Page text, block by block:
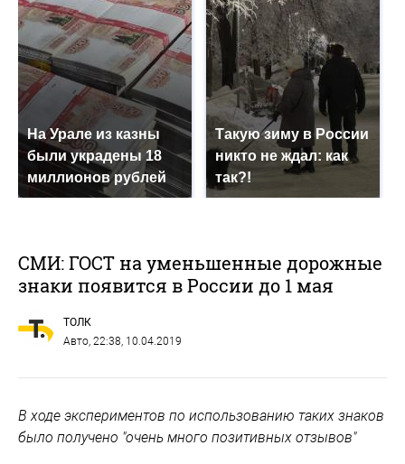
На Урале из казны
были украдены 18
миллионов рублей
Такую зиму в России
никто не ждал: как
так?!
СМИ: ГОСТ на уменьшенные дорожные
знаки появится в России до 1 мая
ТОЛК
Авто, 22:38, 10.04.2019
В ходе экспериментов по использованию таких знаков
было получено "очень много позитивных отзывов"